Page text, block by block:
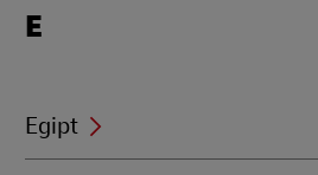
beginning
E
Egipt